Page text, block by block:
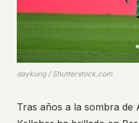
daykung / Shutterstock.com
Tras años a la sombra de